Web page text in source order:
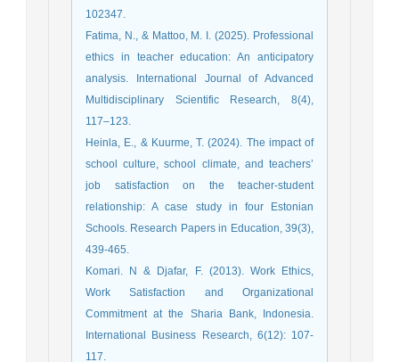
102347.
Fatima, N., & Mattoo, M. I. (2025). Professional
ethics in teacher education: An anticipatory
analysis. International Journal of Advanced
Multidisciplinary Scientific Research, 8(4),
117–123.
Heinla, E., & Kuurme, T. (2024). The impact of
school culture, school climate, and teachers’
job satisfaction on the teacher-student
relationship: A case study in four Estonian
Schools. Research Papers in Education, 39(3),
439-465.
Komari. N & Djafar, F. (2013). Work Ethics,
Work Satisfaction and Organizational
Commitment at the Sharia Bank, Indonesia.
International Business Research, 6(12): 107-
117.